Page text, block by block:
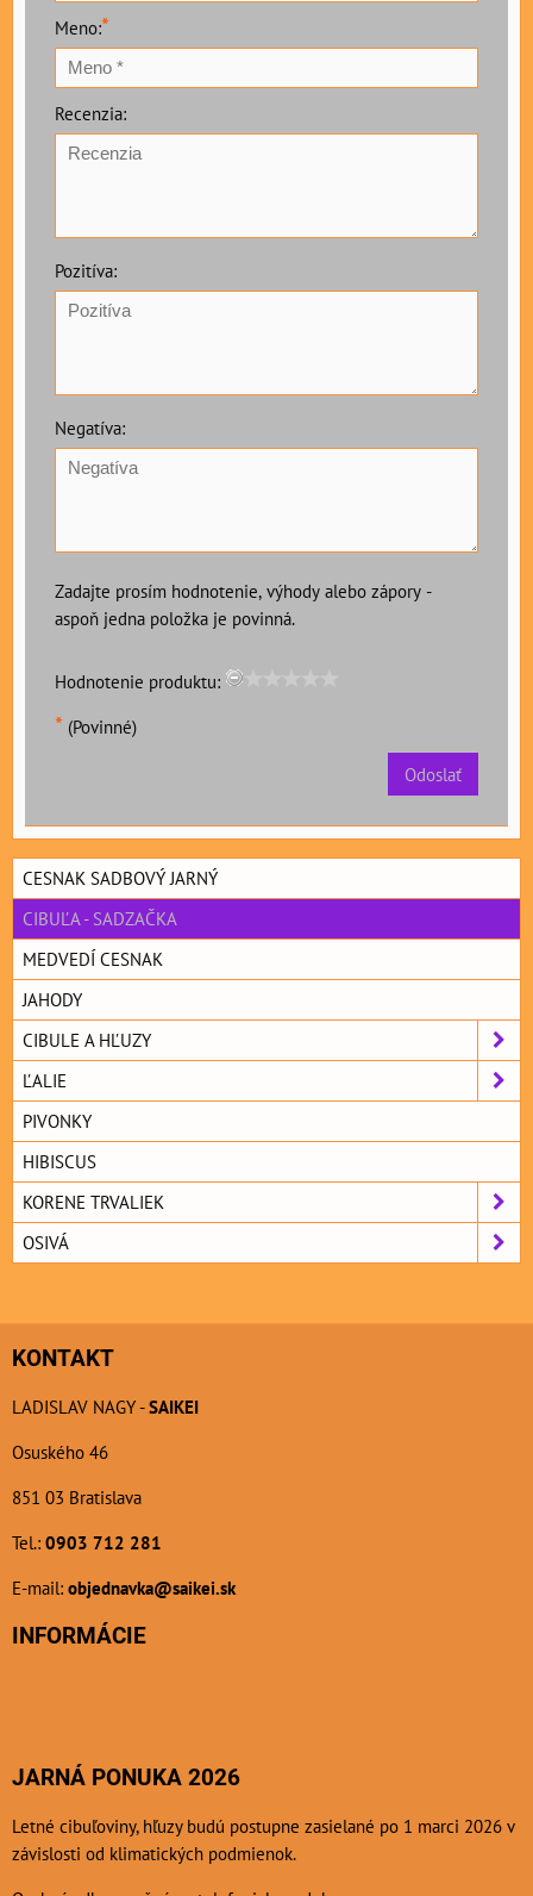
Meno:*
Recenzia:
Pozitíva:
Negatíva:
Zadajte prosím hodnotenie, výhody alebo zápory -
aspoň jedna položka je povinná.
Hodnotenie produktu:
* (Povinné)
Odoslať
CESNAK SADBOVÝ JARNÝ
CIBUĽA - SADZAČKA
MEDVEDÍ CESNAK
JAHODY
CIBULE A HĽUZY
ĽALIE
PIVONKY
HIBISCUS
KORENE TRVALIEK
OSIVÁ
KONTAKT
LADISLAV NAGY -SAIKEI
Osuského 46
851 03 Bratislava
Tel.: 0903 712 281
E-mail: objednavka@saikei.sk
INFORMÁCIE
JARNÁ PONUKA 2026
Letné cibuľoviny, hľuzy budú postupne zasielané po 1 marci 2026 v
závislosti od klimatických podmienok.